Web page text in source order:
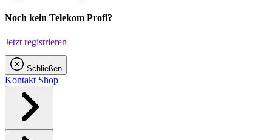
Noch kein Telekom Profi?
Jetzt registrieren
Schließen
Kontakt Shop